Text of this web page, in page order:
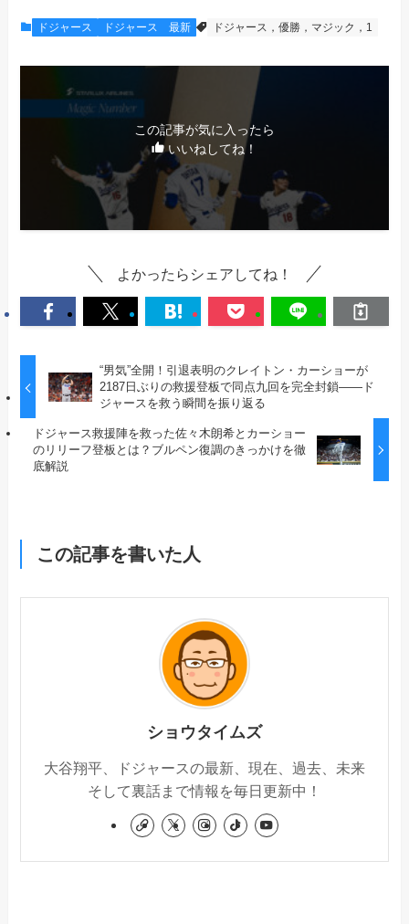
ドジャース ドジャース 最新 ドジャース，優勝，マジック，1
この記事が気に入ったら
いいねしてね！
よかったらシェアしてね！
“男気”全開！引退表明のクレイトン・カーショーが
2187日ぶりの救援登板で同点九回を完全封鎖――ド
ジャースを救う瞬間を振り返る
ドジャース救援陣を救った佐々木朗希とカーショー
のリリーフ登板とは？ブルペン復調のきっかけを徹
底解説
この記事を書いた人
ショウタイムズ
大谷翔平、ドジャースの最新、現在、過去、未来
そして裏話まで情報を毎日更新中！